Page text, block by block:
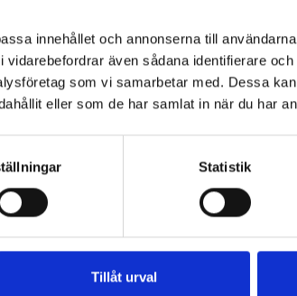
innehållet och annonserna till
även sådana identifierare
som vi samarbetar med. Dessa
eller som de har samlat in när du har
Statistik
Tillåt urval
Vikt Antal